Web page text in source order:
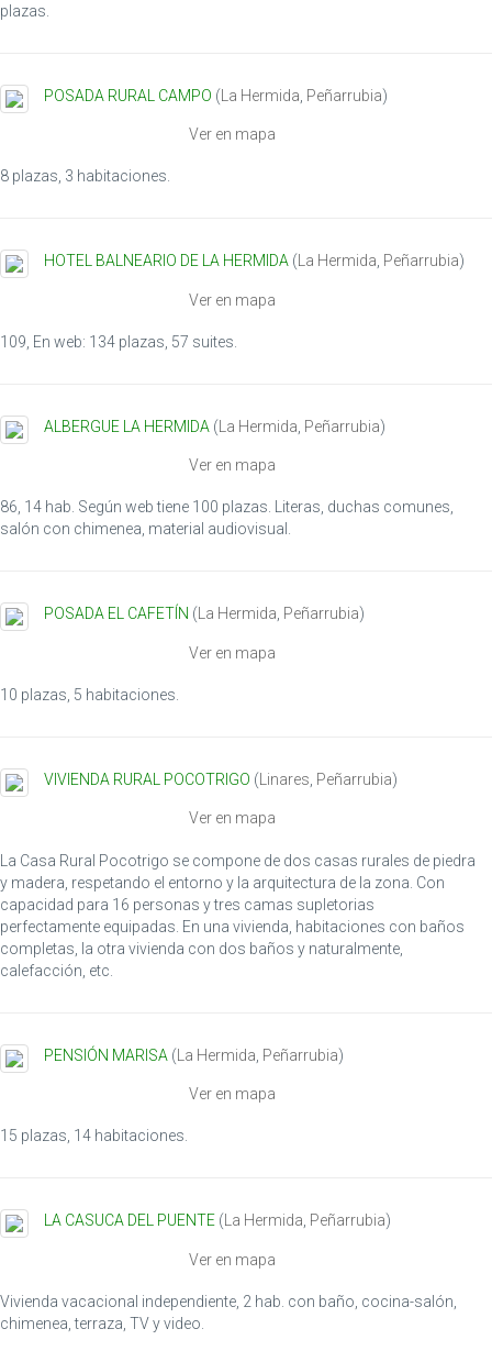
plazas.
POSADA RURAL CAMPO ( La Hermida Peñarrubia)
Ver en mapa
8 plazas, 3 habitaciones.
HOTEL BALNEARIO DE LA HERMIDA (La Hermida, Peñarrubia)
Ver en mapa
109, En web: 134 plazas, 57 suites.
ALBERGUE LA HERMIDA ( La Hermida Peñarrubia)
Ver en mapa
86, 14 hab. Según web tiene 100 plazas. Literas, duchas comunes,
salón con chimenea, material audiovisual.
POSADA EL CAFETÍN (La Hermida, Peñarrubia)
Ver en mapa
10 plazas, 5 habitaciones.
VIVIENDA RURAL POCOTRIGO ( Linares Peñarrubia)
Ver en mapa
La Casa Rural Pocotrigo se compone de dos casas rurales de piedra
y madera, respetando el entorno y la arquitectura de la zona. Con
capacidad para 16 personas y tres camas supletorias
perfectamente equipadas. En una vivienda, habitaciones con baños
completas, la otra vivienda con dos baños y naturalmente,
calefacción, etc.
PENSIÓN MARISA (La Hermida Peñarrubia)
Ver en mapa
15 plazas, 14 habitaciones.
LA CASUCA DEL PUENTE ( La Hermida Peñarrubia)
Ver en mapa
Vivienda vacacional independiente, 2 hab. con baño, cocina-salón,
chimenea, terraza, TV y video.